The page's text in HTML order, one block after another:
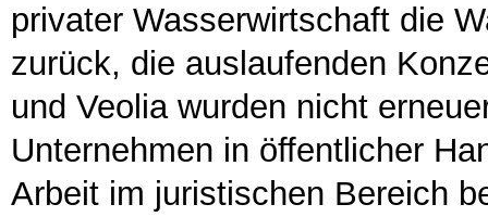
privater Wasserwirtschaft die
zurück, die auslaufenden
und Veolia wurden nicht
Unternehmen in öffentlicher
Arbeit im juristischen Bereich